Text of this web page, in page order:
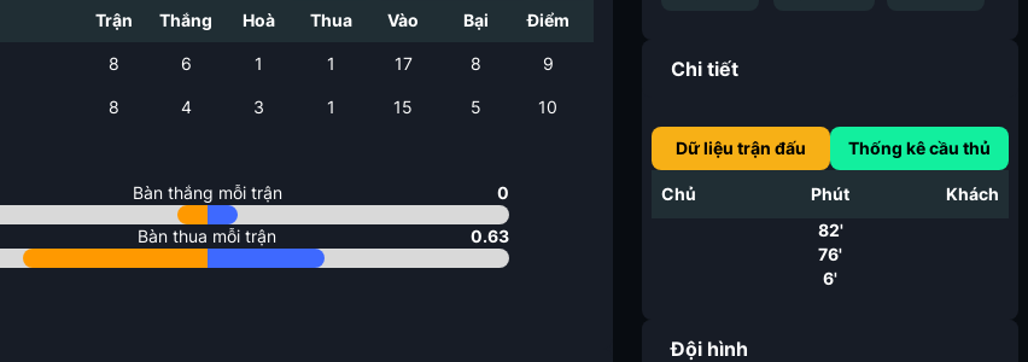
Trận Thắng Hoà Thua Vào Bại Điểm
8 6 1 1 17 8 9
8 4 3 1 15 5 10
Bàn thắng mỗi trận 0
Bàn thua mỗi trận 0.63
Chi tiết
Dữ liệu trận đấu Thống kê cầu thủ
Chủ Phút
Khách
82'
76'
6'
Đội hình